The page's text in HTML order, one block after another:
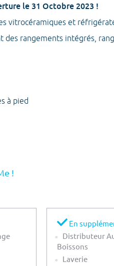
le 31 Octobre 2023 !
vitrocéramiques et
rangements intégrés,
à pied
!
En
Distributeur
Boissons
Laverie